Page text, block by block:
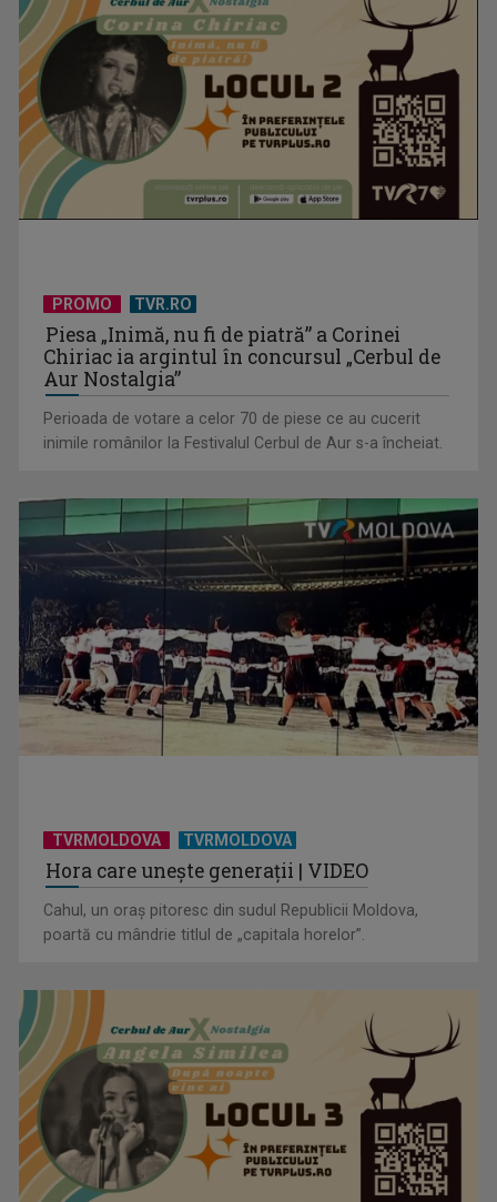
Sadoveanu, la ...
PROMO TVR.RO
Piesa „Inimă, nu fi de piatră” a Corinei
Chiriac ia argintul în concursul „Cerbul de
Aur Nostalgia”
Perioada de votare a celor 70 de piese ce au cucerit
inimile românilor la Festivalul Cerbul de Aur s-a încheiat.
TVRMOLDOVA TVRMOLDOVA
Hora care unește generații | VIDEO
Cahul, un oraș pitoresc din sudul Republicii Moldova,
poartă cu mândrie titlul de „capitala horelor”.